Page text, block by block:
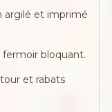
argilé et imprimé
bloquant.
et rabats